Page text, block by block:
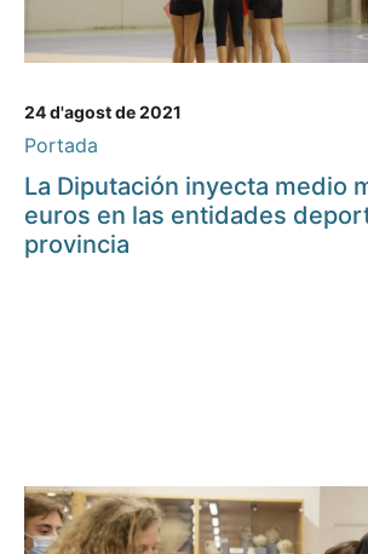
24 d'agost de 2021
Portada
La Diputación inyecta medio
euros en las entidades
provincia